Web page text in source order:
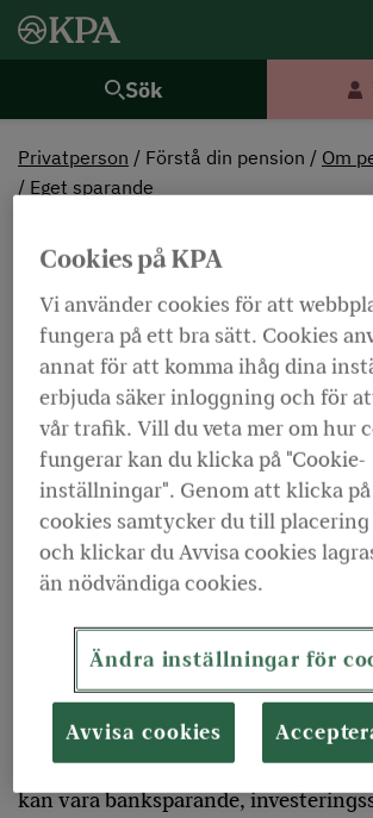
Sök
Privatperson Förstå din pension
Om
Eget sparande
Eget sparande ger
Dölj ordförklaringar Lyssna
Att ha ett eget pensionssparande
men för att få en god ekonomi
kan du behöva spara till
hand.
När du slutar arbeta kommer du att få
allmän pensionochtjänstepension
sänkning av din inkomst den dag du
Därför kan det vara klokt att
allmänna pensionen och
någon form av eget sparande för
kan vara banksparande,
Cookies på KPA
Vi använder cookies för att
fungera på ett bra sätt. Cookies
annat för att komma ihåg dina
erbjuda säker inloggning och för
vår trafik. Vill du veta mer om hur
fungerar kan du klicka på "Cookie-
inställningar". Genom att klicka
cookies samtycker du till placering
och klickar du Avvisa cookies
än nödvändiga cookies.
Ändra inställningar för
Avvisa cookies